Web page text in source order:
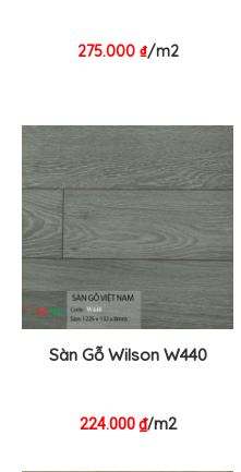
275.000 ₫/m2
Sàn Gỗ Wilson W440
224.000₫/m2